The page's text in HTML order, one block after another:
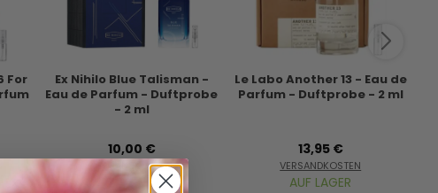
For
Ex Nihilo Blue Talisman -
Eau de Parfum - Duftprobe
- 2 ml
10,00 €
VERSANDKOSTEN
AUF LAGER
Le Labo Another 13 - Eau de
Parfum - Duftprobe - 2 ml
13,95 €
VERSANDKOSTEN
AUF LAGER